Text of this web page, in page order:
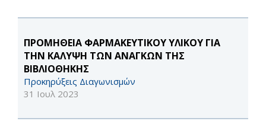
ΠΡΟΜΗΘΕΙΑ ΦΑΡΜΑΚΕΥΤΙΚΟΥ ΥΛΙΚΟΥ ΓΙΑ
ΤΗΝ ΚΑΛΥΨΗ ΤΩΝ ΑΝΑΓΚΩΝ ΤΗΣ
ΒΙΒΛΙΟΘΗΚΗΣ
Προκηρύξεις Διαγωνισμών
31 Ιουλ 2023